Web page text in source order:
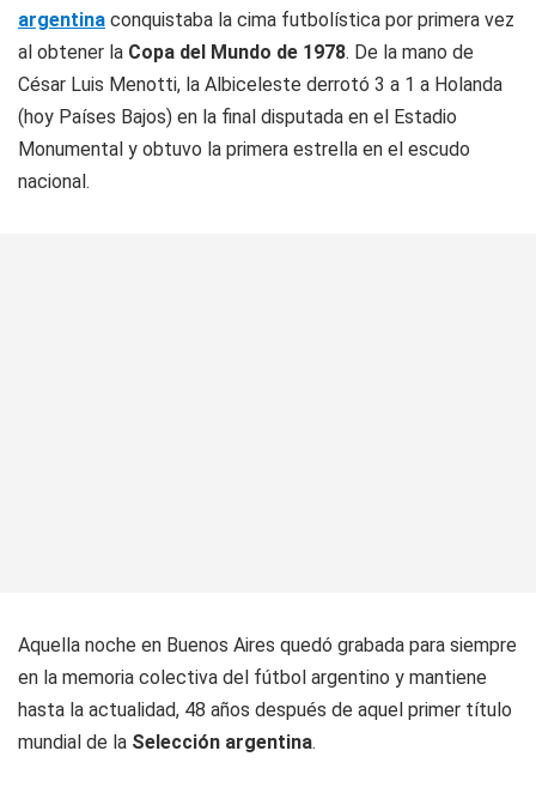
argentina conquistaba la cima futbolística por primera vez
al obtener la Copa del Mundo de 1978. De la mano de
César Luis Menotti, la Albiceleste derrotó 3 a 1 a Holanda
(hoy Países Bajos) en la final disputada en el Estadio
Monumental y obtuvo la primera estrella en el escudo
nacional.
Aquella noche en Buenos Aires quedó grabada para siempre
en la memoria colectiva del fútbol argentino y mantiene
hasta la actualidad, 48 años después de aquel primer título
mundial de la Selección argentina.